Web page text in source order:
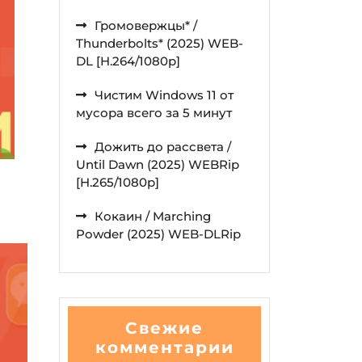
Громовержцы* /
Thunderbolts* (2025) WEB-
DL [H.264/1080p]
Чистим Windows 11 от
мусора всего за 5 минут
Дожить до рассвета /
Until Dawn (2025) WEBRip
[H.265/1080p]
Кокаин / Marching
Powder (2025) WEB-DLRip
Свежие
комментарии